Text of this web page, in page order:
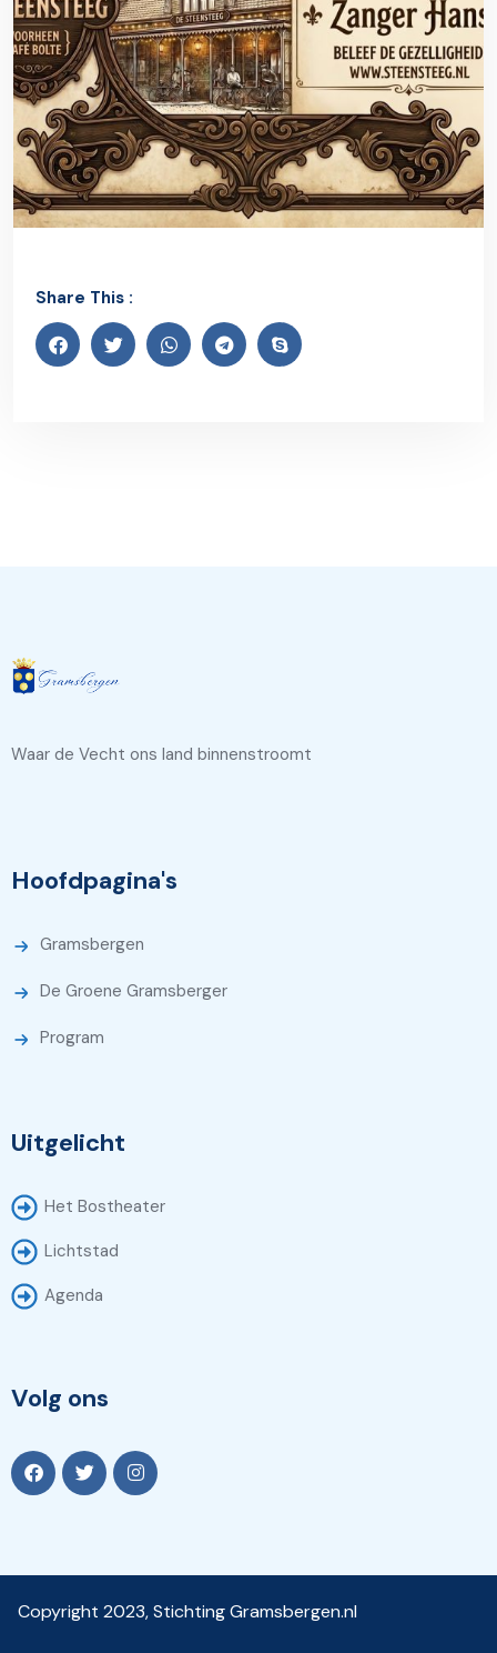
Share This :
Waar de Vecht ons land binnenstroomt
Hoofdpagina's
Gramsbergen
De Groene Gramsberger
Program
Uitgelicht
Het Bostheater
Lichtstad
Agenda
Volg ons
Copyright 2023, Stichting Gramsbergen.nl